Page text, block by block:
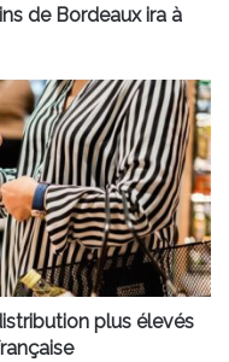
de Bordeaux ira à
plus élevés